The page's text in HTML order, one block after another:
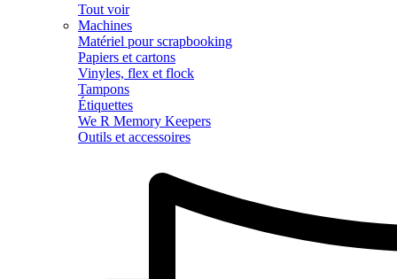
Tout voir
Machines
Matériel pour scrapbooking
Papiers et cartons
Vinyles, flex et flock
Tampons
Étiquettes
We R Memory Keepers
Outils et accessoires